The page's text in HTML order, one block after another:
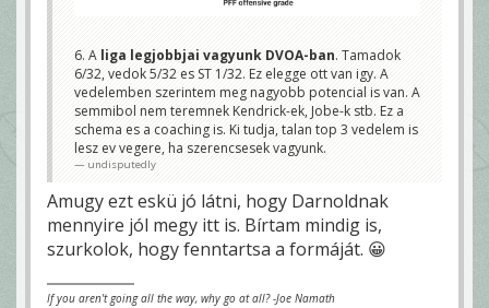
6. A liga legjobbjai vagyunk DVOA-ban. Tamadok
6/32, vedok 5/32 es ST 1/32. Ez elegge ott van igy. A
vedelemben szerintem meg nagyobb potencial is van. A
semmibol nem teremnek Kendrick-ek, Jobe-k stb. Ez a
schema es a coaching is. Ki tudja, talan top 3 vedelem is
lesz ev vegere, ha szerencsesek vagyunk.
undisputedly
Amugy ezt eskü jó látni, hogy Darnoldnak
mennyire jól megy itt is. Bírtam mindig is,
szurkolok, hogy fenntartsa a formáját. 😀
If you aren't going all the way, why go at all? -Joe Namath